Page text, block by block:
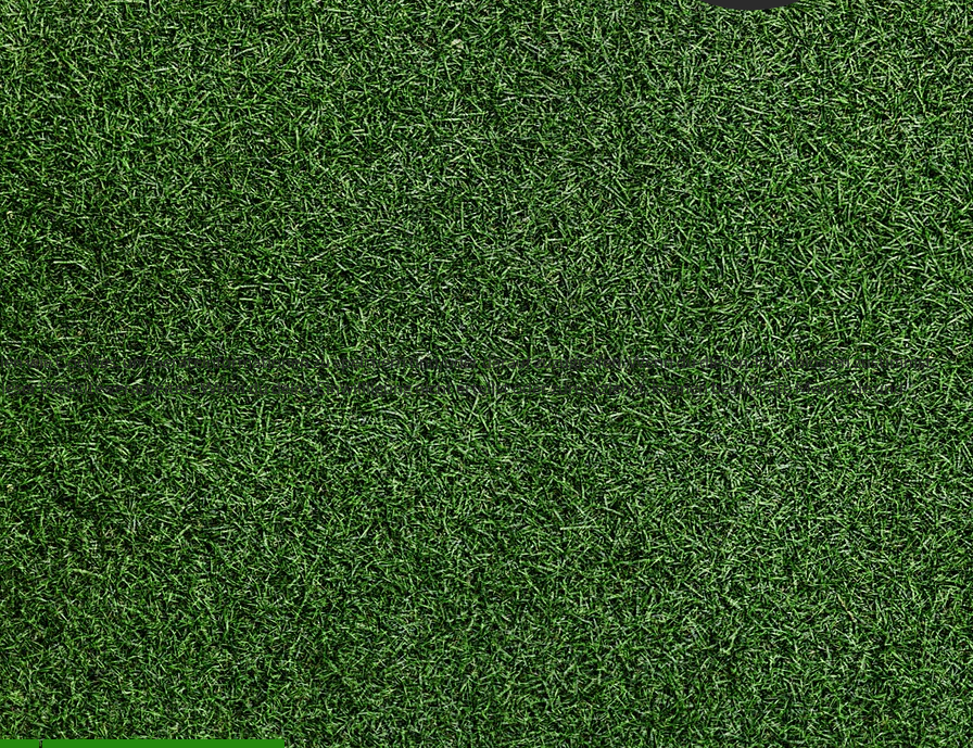
wie Cookies, um Geräteinformationen zu speichern und/oder darauf zuzugreifen. Wenn du diesen Technologien zustimmst,
Website verarbeiten. Wenn du deine Einwillligung nicht erteilst oder zurückziehst, können bestimmte Merkmale und